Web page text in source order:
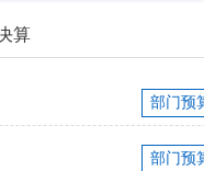
算
部门预
部门预